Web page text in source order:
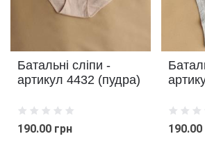
Батальні сліпи -
артикул 4432 (пудра)
190.00 грн 190.00